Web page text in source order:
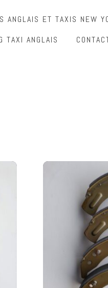
ANGLAIS ET TAXIS NEW
TAXI ANGLAIS